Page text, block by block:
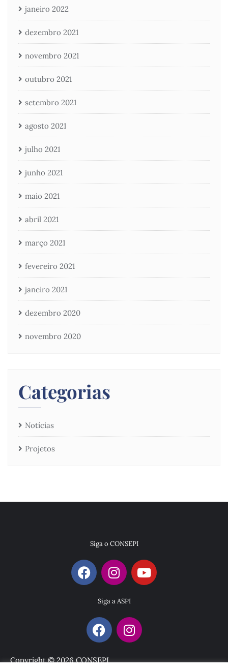
janeiro 2022
dezembro 2021
novembro 2021
outubro 2021
setembro 2021
agosto 2021
julho 2021
junho 2021
maio 2021
abril 2021
março 2021
fevereiro 2021
janeiro 2021
dezembro 2020
novembro 2020
Categorias
Notícias
Projetos
Siga o CONSEPI
Siga a ASPI
Copyright © 2026 CONSEPI